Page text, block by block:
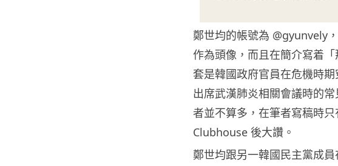
鄭世均的帳號為 @gyunvely
作為頭像，而且在簡介寫着
套是韓國政府官員在危機時
出席武漢肺炎相關會議時的
者並不算多，在筆者寫稿時
Clubhouse 後大讚。
鄭世均跟另一韓國民主黨成